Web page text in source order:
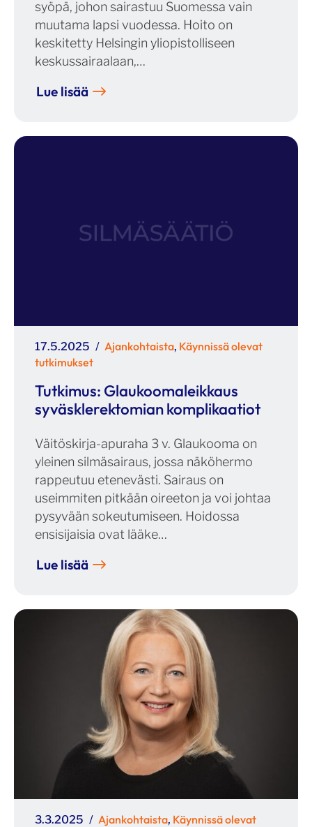
syöpä, johon sairastuu Suomessa vain
muutama lapsi vuodessa. Hoito on
keskitetty Helsingin yliopistolliseen
keskussairaalaan,…
Lue lisää
Julkaistu
17.5.2025 Kategoriat
Ajankohtaista, Käynnissä olevat
tutkimukset
Tutkimus: Glaukoomaleikkaus
syväsklerektomian komplikaatiot
Väitöskirja-apuraha 3 v. Glaukooma on
yleinen silmäsairaus, jossa näköhermo
rappeutuu etenevästi. Sairaus on
useimmiten pitkään oireeton ja voi johtaa
pysyvään sokeutumiseen. Hoidossa
ensisijaisia ovat lääke…
Lue lisää
Julkaistu
3.3.2025 Kategoriat
Ajankohtaista, Käynnissä olevat